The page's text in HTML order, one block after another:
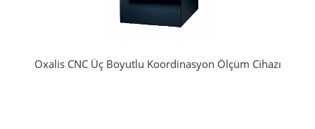
Oxalis CNC Üç Boyutlu Koordinasyon Ölçüm Cihazı